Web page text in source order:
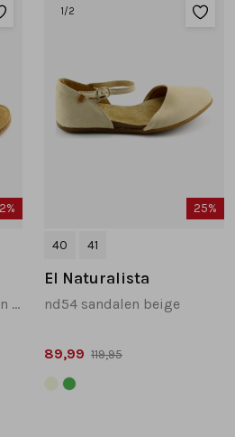
n5810s panglao sandalen blauw combinatie
1 /2
25%
40 41
El Naturalista
nd54 sandalen beige
89,99 119,95